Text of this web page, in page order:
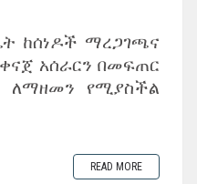
ከሰነዶች ማረጋገጫና
አሰራርን በመፍጠር
ለማዘመን የሚያስችል
READ MORE